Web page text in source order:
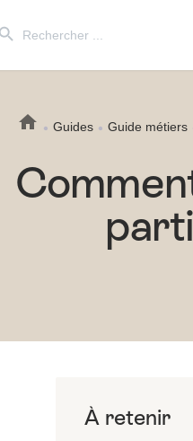
for:
Guides Guide métiers